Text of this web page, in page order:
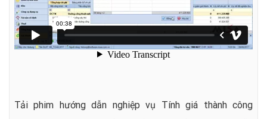
Tải phim hướng dẫn nghiệp vụ Tính giá thành công